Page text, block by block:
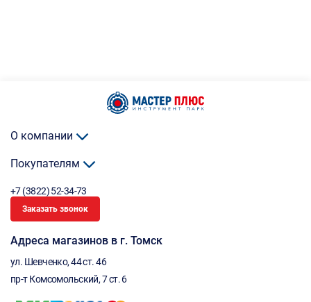
О компании
Покупателям
+7 (3822) 52-34-73
Заказать звонок
Адреса магазинов в г. Томск
ул. Шевченко, 44 ст. 46
пр-т Комсомольский, 7 ст. 6